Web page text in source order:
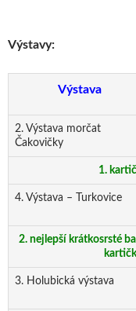
Výstavy:
Výstava
2. Výstava morčat
Čakovičky
1.
4. Výstava – Turkovice
2. nejlepší krátkosrsté
3. Holubická výstava